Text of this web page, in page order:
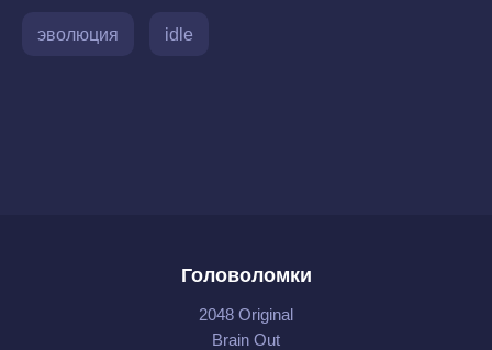
эволюция idle
Головоломки
2048 Original
Brain Out